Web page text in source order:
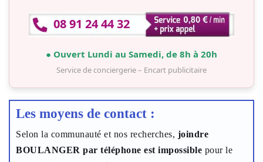
08 91 24 44 32
● Ouvert Lundi au Samedi, de 8h à 20h
Service de conciergerie – Encart publicitaire
Les moyens de contact :
Selon la communauté et nos recherches, joindre
BOULANGER par téléphone est impossible pour le